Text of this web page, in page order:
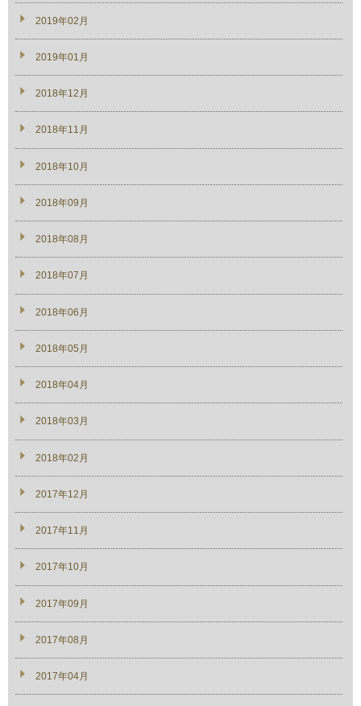
2019年02月
2019年01月
2018年12月
2018年11月
2018年10月
2018年09月
2018年08月
2018年07月
2018年06月
2018年05月
2018年04月
2018年03月
2018年02月
2017年12月
2017年11月
2017年10月
2017年09月
2017年08月
2017年04月